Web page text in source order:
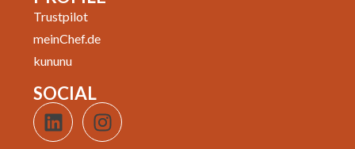
Trustpilot
meinChef.de
kununu
SOCIAL